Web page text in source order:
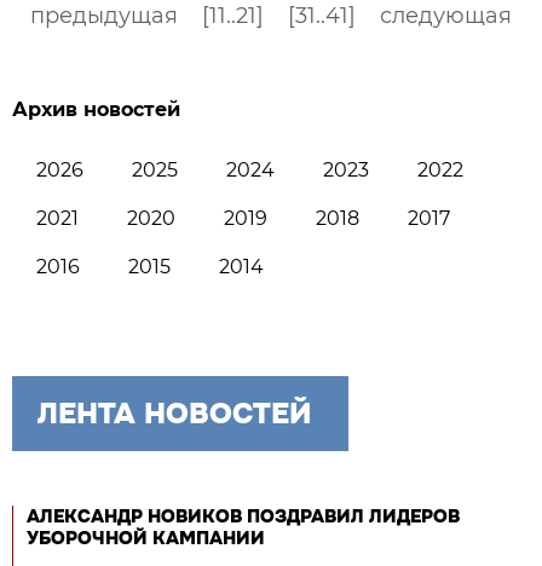
предыдущая [11..21]
[31..41]
следующая
Архив новостей
2026 2025 2024 2023 2022
2021 2020 2019 2018 2017
2016 2015 2014
ЛЕНТА НОВОСТЕЙ
АЛЕКСАНДР НОВИКОВ ПОЗДРАВИЛ ЛИДЕРОВ
УБОРОЧНОЙ КАМПАНИИ